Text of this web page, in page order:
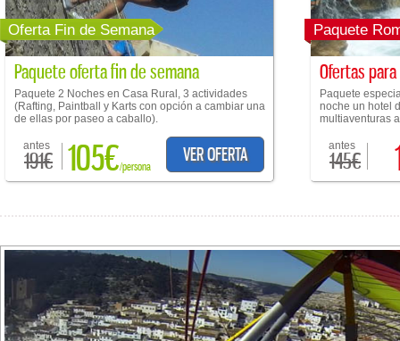
Oferta Fin de Semana
Paquete oferta fin de semana
Paquete 2 Noches en Casa Rural, 3 actividades
(Rafting, Paintball y Karts con opción a cambiar una
de ellas por paseo a caballo).
antes
191€ 105€/persona
VER OFERTA
Paquete
Ofertas
Paquete
noche un hotel
multiaventuras
antes
145€